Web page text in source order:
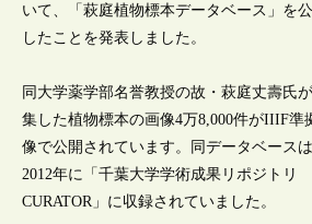
いて、「萩庭植物標本データベース」を
したことを発表しました。
同大学薬学部名誉教授の故・萩庭丈壽氏
集した植物標本の画像4万8,000件がIIIF準
像で公開されています。同データベースは
2012年に「千葉大学学術成果リポジトリ
CURATOR」に収録されていました。